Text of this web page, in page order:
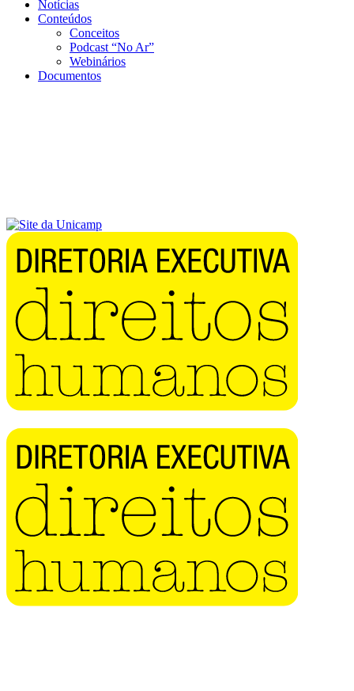
Notícias
Conteúdos
Conceitos
Podcast “No Ar”
Webinários
Documentos